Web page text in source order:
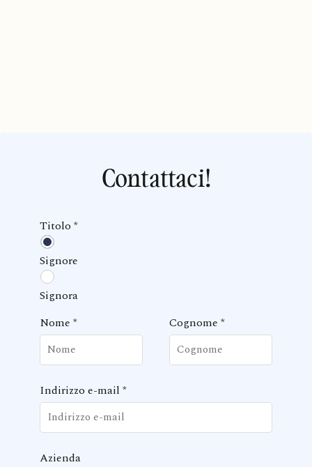
Contattaci!
Titolo *
Signore
Signora
Nome * Cognome *
Indirizzo e-mail *
Azienda